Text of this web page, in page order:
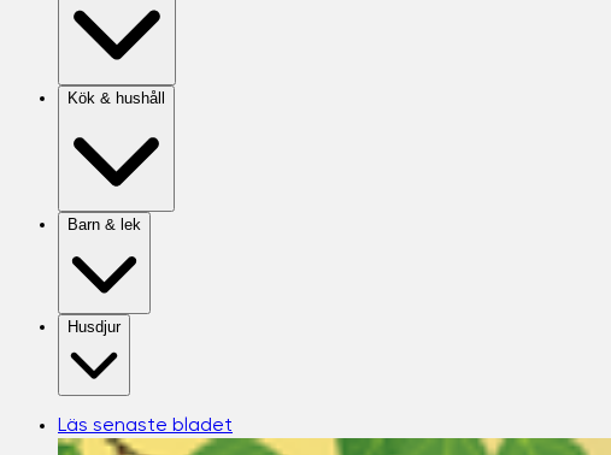
Kök & hushåll
Barn & lek
Husdjur
Läs senaste bladet